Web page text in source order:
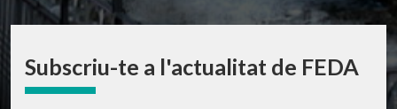
Subscriu-te a l'actualitat de FEDA